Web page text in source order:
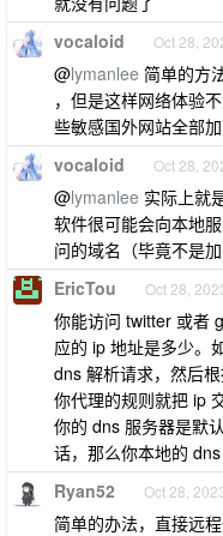
vocaloid Oct 28,
@lymanlee 简单的方
，但是这样网络体验
些敏感国外网站全部
vocaloid Oct 28,
@lymanlee 实际上就
软件很可能会向本地
问的域名（毕竟不是加
EricTou Oct 28,
你能访问 twitter 或者
应的 ip 地址是多少。
dns 解析请求，然后
你代理的规则就把 ip
你的 dns 服务器是默
话，那么你本地的
Ryan52 Oct 28,
简单的办法，直接远